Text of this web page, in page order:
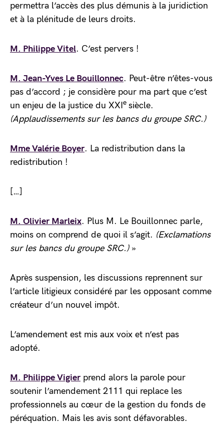
permettra l’accès des plus démunis à la juridiction
et à la plénitude de leurs droits.
M. Philippe Vitel. C’est pervers !
M. Jean-Yves Le Bouillonnec. Peut-être n’êtes-vous
pas d’accord ; je considère pour ma part que c’est
un enjeu de la justice du XXI e siècle.
(Applaudissements sur les bancs du groupe SRC.)
Mme Valérie Boyer. La redistribution dans la
redistribution !
[…]
M. Olivier Marleix. Plus M. Le Bouillonnec parle,
moins on comprend de quoi il s’agit. (Exclamations
sur les bancs du groupe SRC.)»
Après suspension, les discussions reprennent sur
l’article litigieux considéré par les opposant comme
créateur d’un nouvel impôt.
L’amendement est mis aux voix et n’est pas
adopté.
M. Philippe Vigierprend alors la parole pour
soutenir l’amendement 2111 qui replace les
professionnels au cœur de la gestion du fonds de
péréquation. Mais les avis sont défavorables.